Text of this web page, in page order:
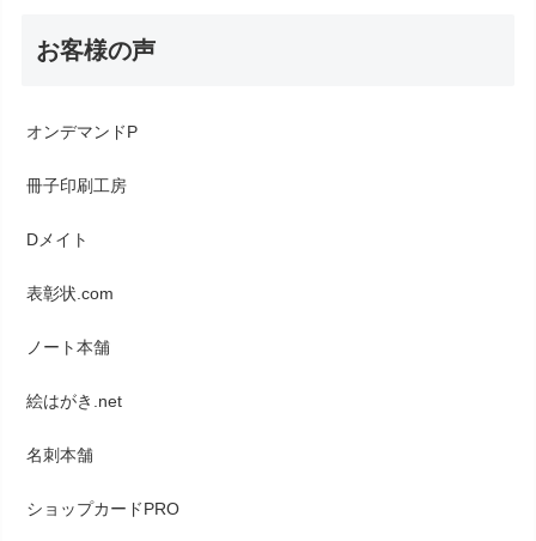
お客様の声
オンデマンドP
冊子印刷工房
Dメイト
表彰状.com
ノート本舗
絵はがき.net
名刺本舗
ショップカードPRO